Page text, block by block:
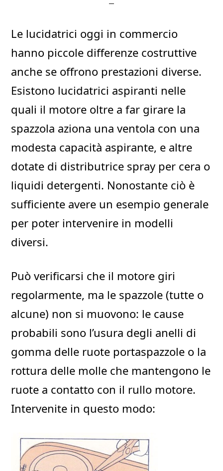
Le lucidatrici oggi in commercio
hanno piccole differenze costruttive
anche se offrono prestazioni diverse.
Esistono lucidatrici aspiranti nelle
quali il motore oltre a far girare la
spazzola aziona una ventola con una
modesta capacità aspirante, e altre
dotate di distributrice spray per cera o
liquidi detergenti. Nonostante ciò è
sufficiente avere un esempio generale
per poter intervenire in modelli
diversi.
Può verificarsi che il motore giri
regolarmente, ma le spazzole (tutte o
alcune) non si muovono: le cause
probabili sono l’usura degli anelli di
gomma delle ruote portaspazzole o la
rottura delle molle che mantengono le
ruote a contatto con il rullo motore.
Intervenite in questo modo: